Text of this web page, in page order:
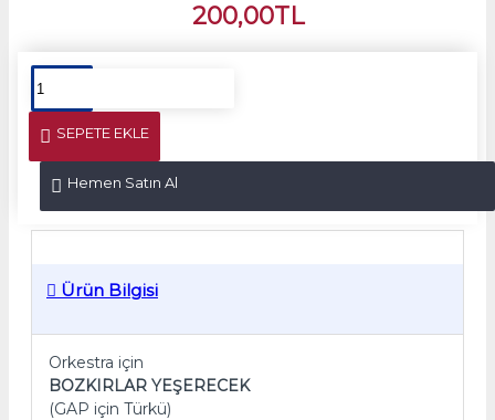
200,00TL
SEPETE EKLE
Hemen Satın Al
Ürün Bilgisi
Orkestra için
BOZKIRLAR YEŞERECEK
(GAP için Türkü)